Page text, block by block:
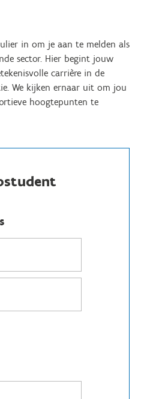
in om je aan te melden als
sector. Hier begint jouw
carrière in de
We kijken ernaar uit om jou
hoogtepunten te